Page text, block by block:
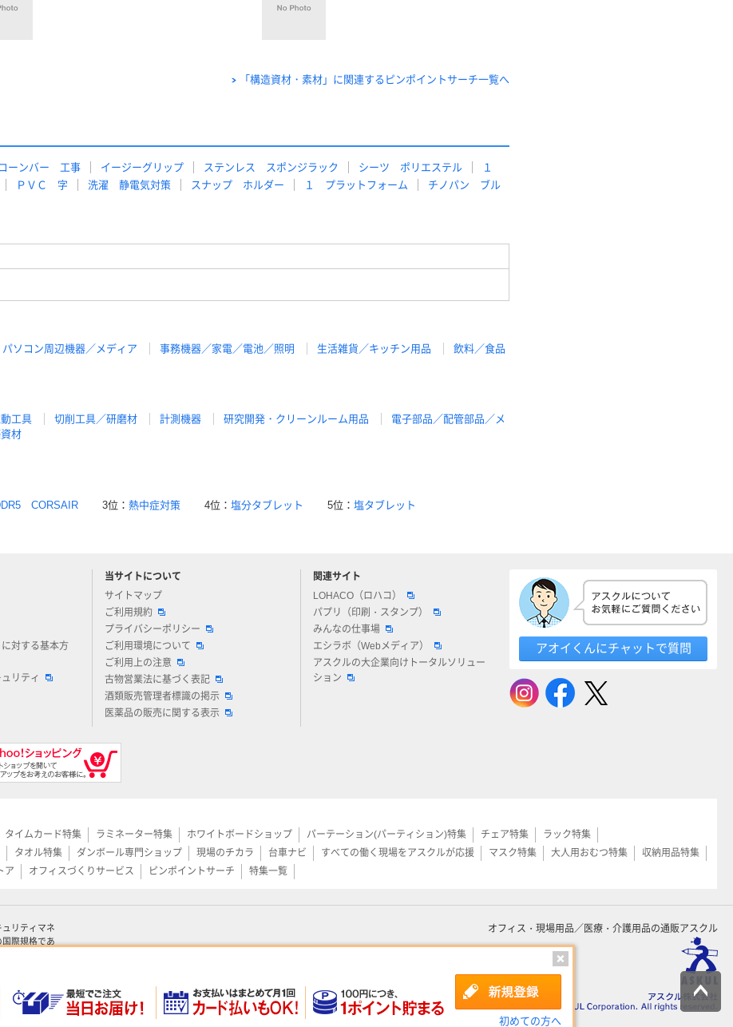
「構造資材・素材」に関連するピンポイントサーチ一覧へ
コーンバー 工事 イージーグリップ ステンレス スポンジラック シーツ ポリエステル
１
ＰＶＣ 字 洗濯 静電気対策 スナップ ホルダー １ プラットフォーム
チノパン ブル
パソコン周辺機器／メディア 事務機器／家電／電池／照明 生活雑貨／キッチン用品
飲料／食品
工具 切削工具／研磨材 計測機器 研究開発・クリーンルーム用品
電子部品／配管部品／メ
材
CORSAIR 3位： 熱中症対策 4位： 塩分タブレット 5位： 塩タブレット
対する基本方
リティ
当サイトについて
サイトマップ
ご利用規約
プライバシーポリシー
ご利用環境について
ご利用上の注意
古物営業法に基づく表記
酒類販売管理者標識の掲示
医薬品の販売に関する表示
関連サイト
LOHACO（ロハコ）
パプリ（印刷・スタンプ）
みんなの仕事場
エシラボ（Webメディア）
アスクルの大企業向けトータルソリュー
ション
アスクルについてお気軽にご質問ください
アオイくんにチャットで質問
タイムカード特集 ラミネーター特集 ホワイトボードショップ パーテーション(パーティション)特集 チェア特集
ラック特集
タオル特集 ダンボール専門ショップ 現場のチカラ 台車ナビ すべての働く現場をアスクルが応援 マスク特集 大人用おむつ特集
収納用品特集
ア オフィスづくりサービス ピンポイントサーチ 特集一覧
リティマネ
際規格であ
オフィス・現場用品／医療・介護用品の通販アスクル
初めての方へ